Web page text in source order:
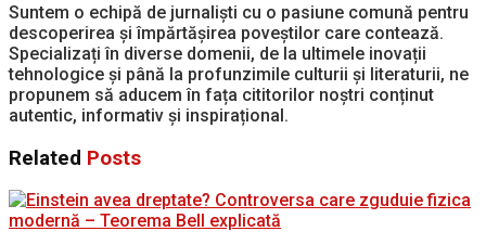
Suntem o echipă de jurnaliști cu o pasiune comună pentru
descoperirea și împărtășirea poveștilor care contează.
Specializați în diverse domenii, de la ultimele inovații
tehnologice și până la profunzimile culturii și literaturii, ne
propunem să aducem în fața cititorilor noștri conținut
autentic, informativ și inspirațional.
Related Posts